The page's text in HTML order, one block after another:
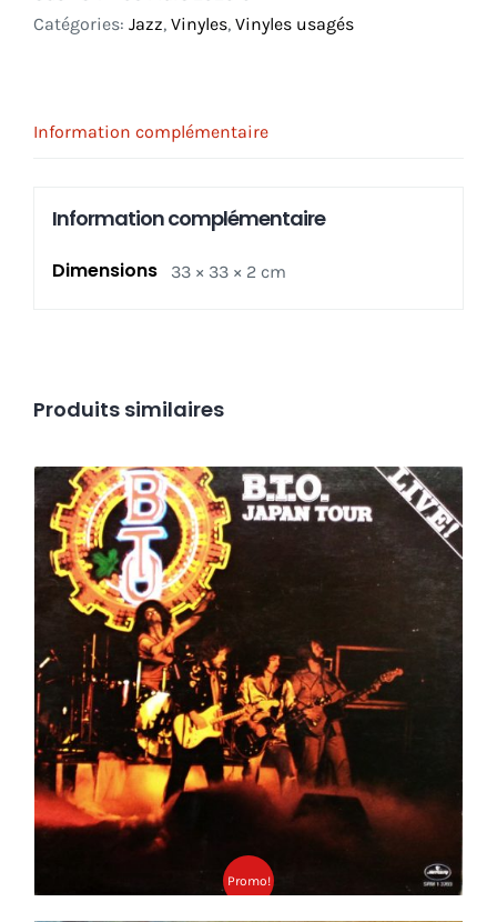
Catégories: Jazz, Vinyles, Vinyles usagés
Information complémentaire
Information complémentaire
Dimensions 33 × 33 × 2 cm
Produits similaires
Promo!
B.T.O. Japan Tour LP
Ajouter au panier